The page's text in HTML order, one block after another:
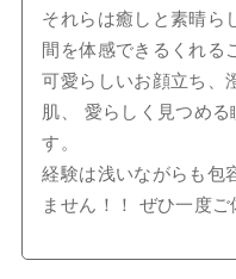
それらは癒しと素晴ら
間を体感できるくれる
可愛らしいお顔立ち、
肌、 愛らしく見つめ
す。
経験は浅いながらも包
ません！！ ぜひ一度ご